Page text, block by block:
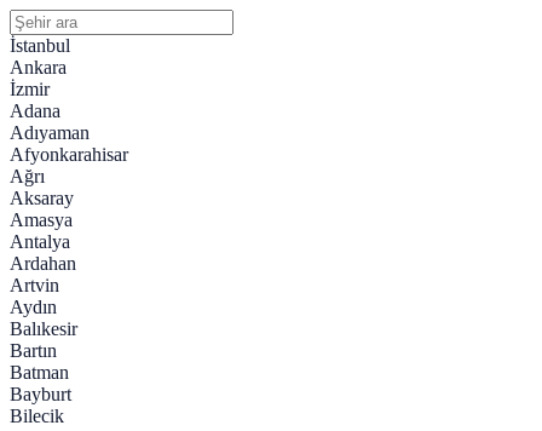
İstanbul
Ankara
İzmir
Adana
Adıyaman
Afyonkarahisar
Ağrı
Aksaray
Amasya
Antalya
Ardahan
Artvin
Aydın
Balıkesir
Bartın
Batman
Bayburt
Bilecik